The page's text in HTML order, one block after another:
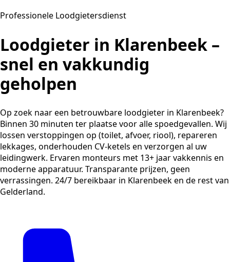
Professionele Loodgietersdienst
Loodgieter in Klarenbeek –
snel en vakkundig
geholpen
Op zoek naar een betrouwbare loodgieter in Klarenbeek?
Binnen 30 minuten ter plaatse voor alle spoedgevallen. Wij
lossen verstoppingen op (toilet, afvoer, riool), repareren
lekkages, onderhouden CV-ketels en verzorgen al uw
leidingwerk. Ervaren monteurs met 13+ jaar vakkennis en
moderne apparatuur. Transparante prijzen, geen
verrassingen. 24/7 bereikbaar in Klarenbeek en de rest van
Gelderland.